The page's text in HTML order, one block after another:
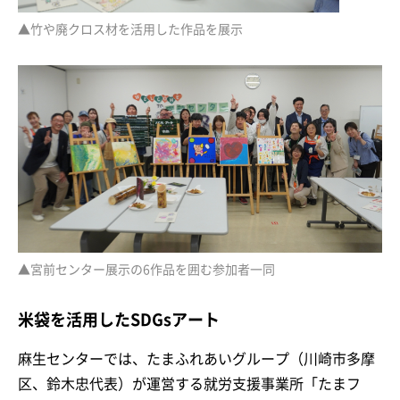
▲竹や廃クロス材を活用した作品を展示
▲宮前センター展示の6作品を囲む参加者一同
米袋を活用したSDGsアート
麻生センターでは、たまふれあいグループ（川崎市多摩
区、鈴木忠代表）が運営する就労支援事業所「たまフ